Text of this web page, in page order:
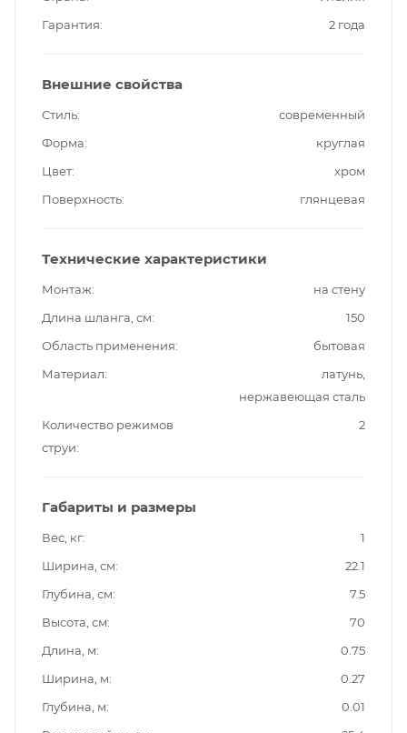
Гарантия
2 года
Внешние свойства
Стиль
современный
Форма
круглая
Цвет
хром
Поверхность
глянцевая
Технические характеристики
Монтаж
на стену
Длина шланга, см
150
Область применения
бытовая
Материал
латунь,
нержавеющая сталь
Количество режимов
струи
2
Габариты и размеры
Вес, кг
1
Ширина, см
22.1
Глубина, см
7.5
Высота, см
70
Длина, м
0.75
Ширина, м
0.27
Глубина, м
0.01